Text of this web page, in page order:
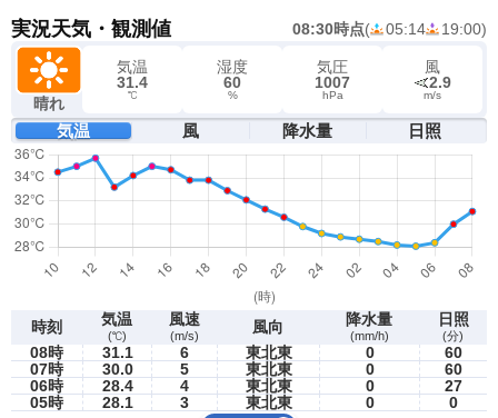
実況天気・観測値 08:30時点( 05:14 19:00)
晴れ
気温
31.4
℃
湿度
60
%
気圧
1007
hPa
風
2.9
m/s
気温 風 降水量 日照
時刻 気温
(℃)
風速
(m/s) 風向 降水量
(mm/h)
日照
(分)
08時 31.1 6 東北東 0
60
07時
30.0 5 東北東 0
60
06時
28.4 4 東北東 0
27
05時
28.1 3 東北東 0 0